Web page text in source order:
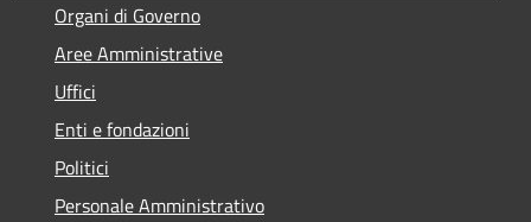
Organi di Governo
Aree Amministrative
Uffici
Enti e fondazioni
Politici
Personale Amministrativo